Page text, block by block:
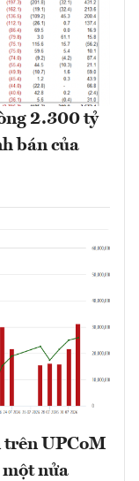
2.300 tỷ
bán của
UPCoM
nửa